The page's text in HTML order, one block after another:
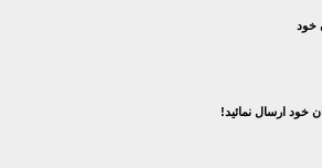
خود
خود ارسال نمائید!